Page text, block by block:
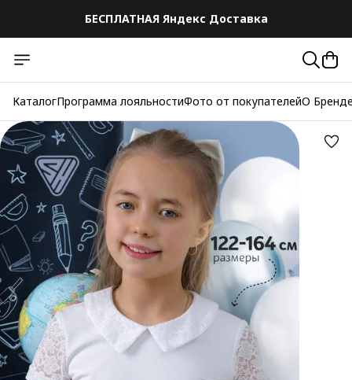
БЕСПЛАТНАЯ Яндекс Доставка
КаталогПрограмма лояльностиФото от покупателейО